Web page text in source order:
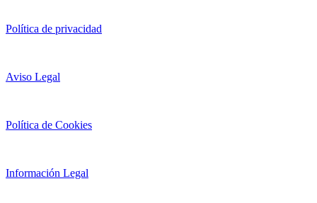
Política de privacidad
Aviso Legal
Política de Cookies
Información Legal